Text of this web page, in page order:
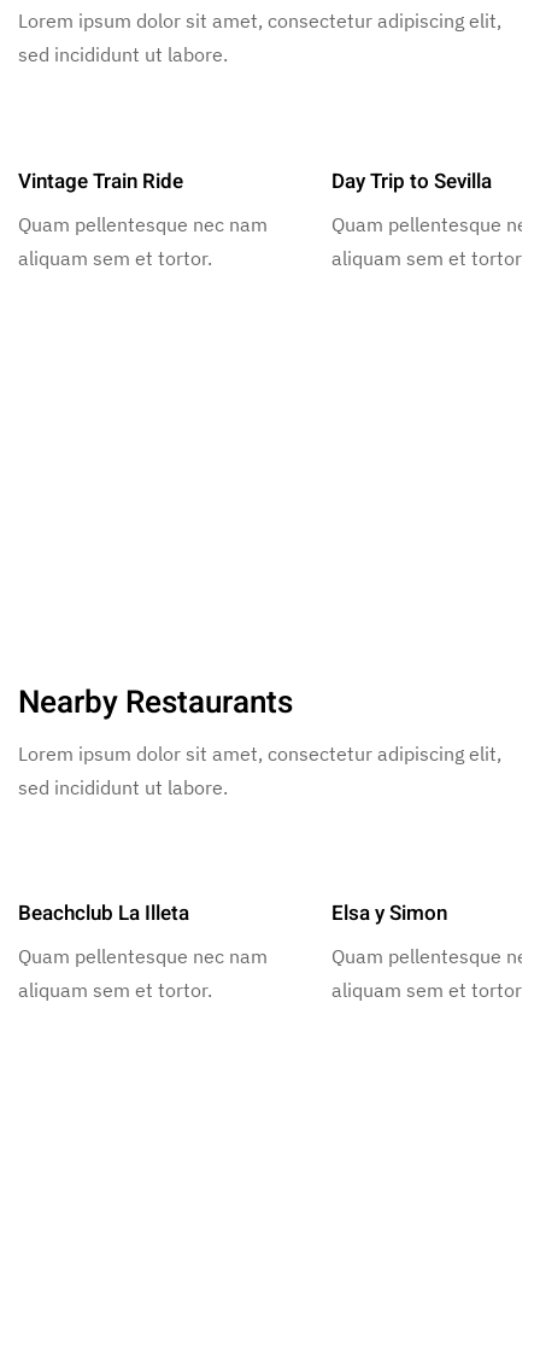
Lorem ipsum dolor sit amet, consectetur adipiscing elit,
sed incididunt ut labore.
Vintage Train Ride
Quam pellentesque nec nam
aliquam sem et tortor.
Day Trip to Sevilla
Quam pellentesque
aliquam sem et tortor.
Nearby Restaurants
Lorem ipsum dolor sit amet, consectetur adipiscing elit,
sed incididunt ut labore.
Beachclub La Illeta
Quam pellentesque nec nam
aliquam sem et tortor.
Elsa y Simon
Quam pellentesque
aliquam sem et tortor.